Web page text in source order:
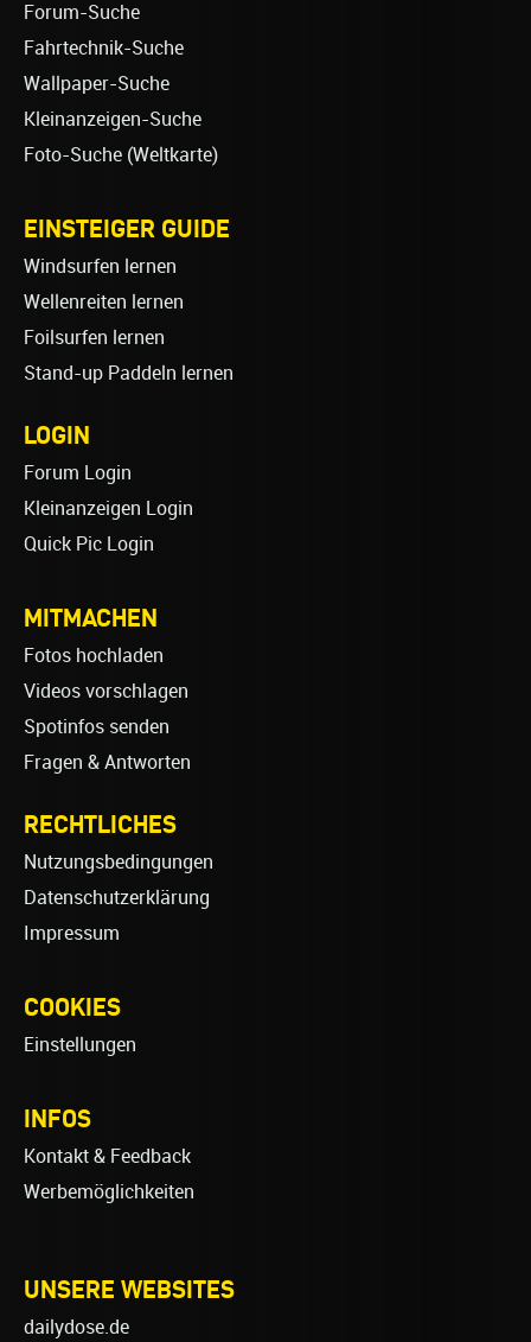
Forum-Suche
Fahrtechnik-Suche
Wallpaper-Suche
Kleinanzeigen-Suche
Foto-Suche (Weltkarte)
EINSTEIGER GUIDE
Windsurfen lernen
Wellenreiten lernen
Foilsurfen lernen
Stand-up Paddeln lernen
LOGIN
Forum Login
Kleinanzeigen Login
Quick Pic Login
MITMACHEN
Fotos hochladen
Videos vorschlagen
Spotinfos senden
Fragen & Antworten
RECHTLICHES
Nutzungsbedingungen
Datenschutzerklärung
Impressum
COOKIES
Einstellungen
INFOS
Kontakt & Feedback
Werbemöglichkeiten
UNSERE WEBSITES
dailydose.de